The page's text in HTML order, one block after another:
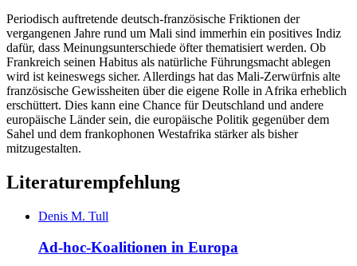
Periodisch auftretende deutsch-französische Friktionen der
vergangenen Jahre rund um Mali sind immerhin ein positives Indiz
dafür, dass Meinungsunterschiede öfter thematisiert werden. Ob
Frankreich seinen Habitus als natürliche Führungsmacht ablegen
wird ist keineswegs sicher. Allerdings hat das Mali-Zerwürfnis alte
französische Gewissheiten über die eigene Rolle in Afrika erheblich
erschüttert. Dies kann eine Chance für Deutschland und andere
europäische Länder sein, die europäische Politik gegenüber dem
Sahel und dem frankophonen Westafrika stärker als bisher
mitzugestalten.
Literaturempfehlung
Denis M. Tull
Ad-hoc-Koalitionen in Europa